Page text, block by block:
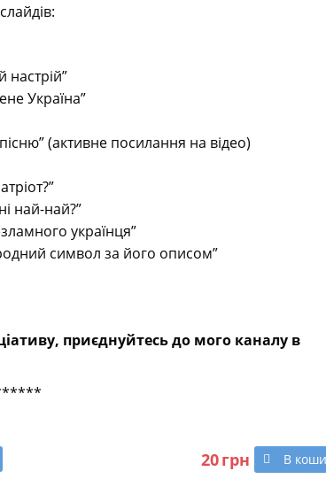
настрій”
Україна”
(активне посилання на відео)
най-най?”
українця”
символ за його описом”
приєднуйтесь до мого каналу в
20грн В